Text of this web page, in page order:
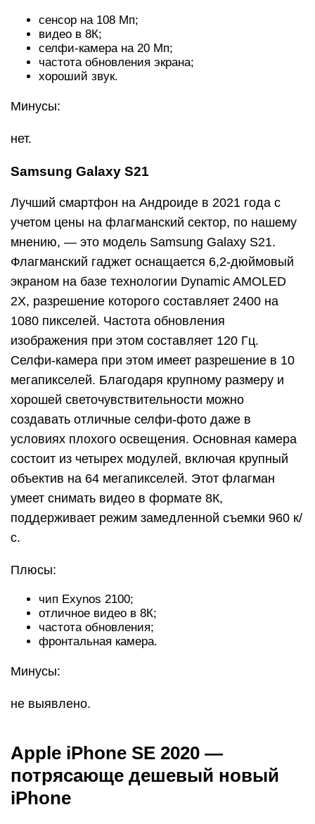
сенсор на 108 Мп;
видео в 8К;
селфи-камера на 20 Мп;
частота обновления экрана;
хороший звук.
Минусы:
нет.
Samsung Galaxy S21
Лучший смартфон на Андроиде в 2021 года с
учетом цены на флагманский сектор, по нашему
мнению, — это модель Samsung Galaxy S21.
Флагманский гаджет оснащается 6,2-дюймовый
экраном на базе технологии Dynamic AMOLED
2X, разрешение которого составляет 2400 на
1080 пикселей. Частота обновления
изображения при этом составляет 120 Гц.
Селфи-камера при этом имеет разрешение в 10
мегапикселей. Благодаря крупному размеру и
хорошей светочувствительности можно
создавать отличные селфи-фото даже в
условиях плохого освещения. Основная камера
состоит из четырех модулей, включая крупный
объектив на 64 мегапикселей. Этот флагман
умеет снимать видео в формате 8К,
поддерживает режим замедленной съемки 960 к/
с.
Плюсы:
чип Exynos 2100;
отличное видео в 8К;
частота обновления;
фронтальная камера.
Минусы:
не выявлено.
Apple iPhone SE 2020 —
потрясающе дешевый новый
iPhone